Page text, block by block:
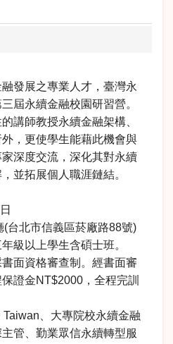
發展之專業人才，臺灣永
屆永續金融校園研習營。
講師教授永續金融架構、
，更使學生能藉此機會與
深度交流，深化其對永續
並拓展個人職涯鏈結。
台北市信義區菸廠路88號)
級以上學生含碩士班。
面資格審查制。經書面審
證金NT$2000，全程完訓
、大專院校永續金融
管、勤業眾信永續轉型服